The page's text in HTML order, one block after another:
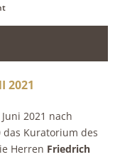
2021
2021 nach
Kuratorium des
Herren Friedrich